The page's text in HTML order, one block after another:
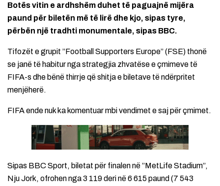
Botës vitin e ardhshëm duhet të paguajnë mijëra
paund për biletën më të lirë dhe kjo, sipas tyre,
përbën një tradhti monumentale, sipas BBC.
Tifozët e grupit ”Football Supporters Europe” (FSE) thonë
se janë të habitur nga strategjia zhvatëse e çmimeve të
FIFA-s dhe bënë thirrje që shitja e biletave të ndërpritet
menjëherë.
FIFA ende nuk ka komentuar mbi vendimet e saj për çmimet.
Sipas BBC Sport, biletat për finalen në ”MetLife Stadium”,
Nju Jork, ofrohen nga 3 119 deri në 6 615 paund (7 543